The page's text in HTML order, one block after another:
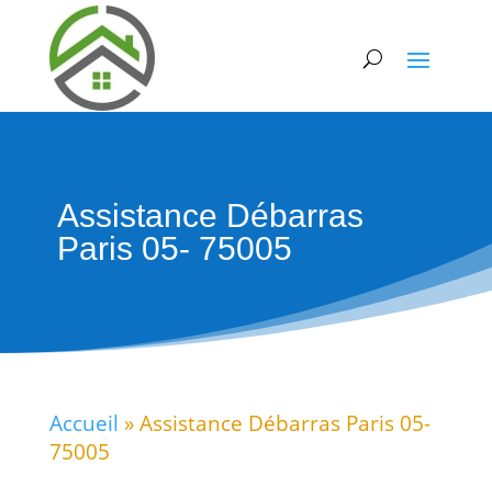
Assistance Débarras
Paris 05- 75005
Accueil »Assistance Débarras Paris 05-
75005